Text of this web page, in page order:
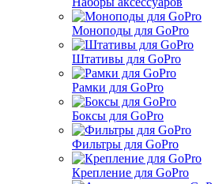
Моноподы для GoPro
Штативы для GoPro
Рамки для GoPro
Боксы для GoPro
Фильтры для GoPro
Крепление для GoPro